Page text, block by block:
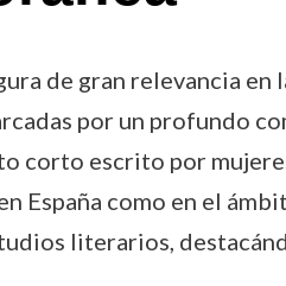
de gran relevancia
por un profundo
corto escrito por
España como en el
literarios,